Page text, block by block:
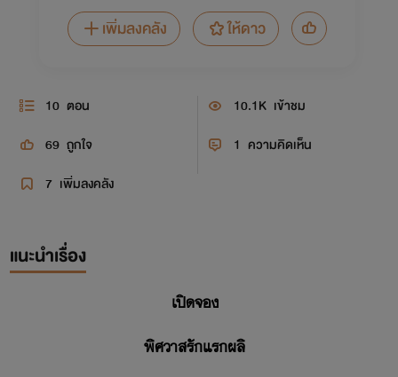
เพิ่มลงคลัง
ให้ดาว
10 ตอน 10.1K เข้าชม
69 ถูกใจ 1 ความคิดเห็น
7 เพิ่มลงคลัง
แนะนำเรื่อง
เปิดจอง
พิศวาสรักแรกผลิ